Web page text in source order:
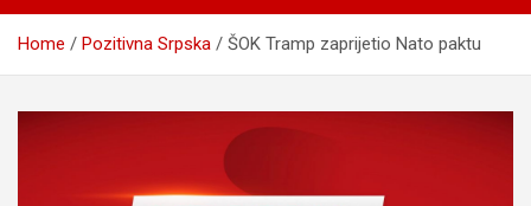
Home Pozitivna Srpska ŠOK Tramp zaprijetio Nato paktu